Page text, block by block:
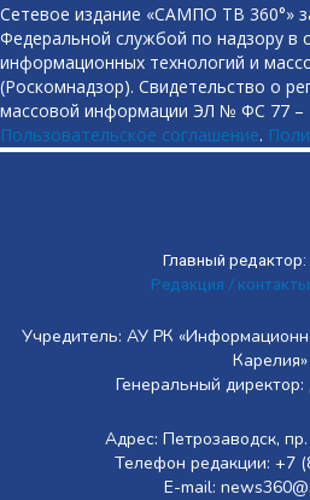
Сетевое издание «САМПО ТВ 360°»
Федеральной службой по надзору в
информационных технологий и
(Роскомнадзор). Свидетельство о
массовой информации ЭЛ № ФС 77 –
Пользовательское соглашение.
Главный
Редакция / контакты
Учредитель: АУ РК
Карелия»
Генеральный
Адрес: Петрозаводск,
Телефон редакции: +7
E-mail: